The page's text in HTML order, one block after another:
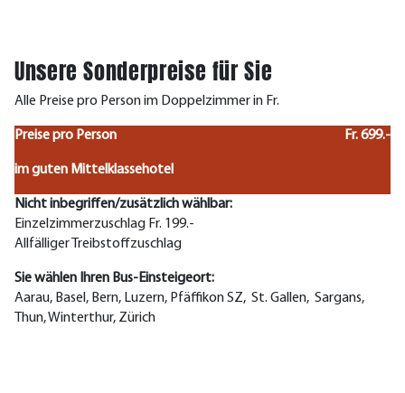
Unsere Sonderpreise für Sie
Alle Preise pro Person im Doppelzimmer in Fr.
Preise pro Person Fr. 699.-
im guten Mittelklassehotel
Nicht inbegriffen/zusätzlich wählbar:
Einzelzimmerzuschlag Fr. 199.-
Allfälliger Treibstoffzuschlag
Sie wählen Ihren Bus-Einsteigeort:
Aarau, Basel, Bern, Luzern, Pfäffikon SZ, St. Gallen, Sargans,
Thun, Winterthur, Zürich